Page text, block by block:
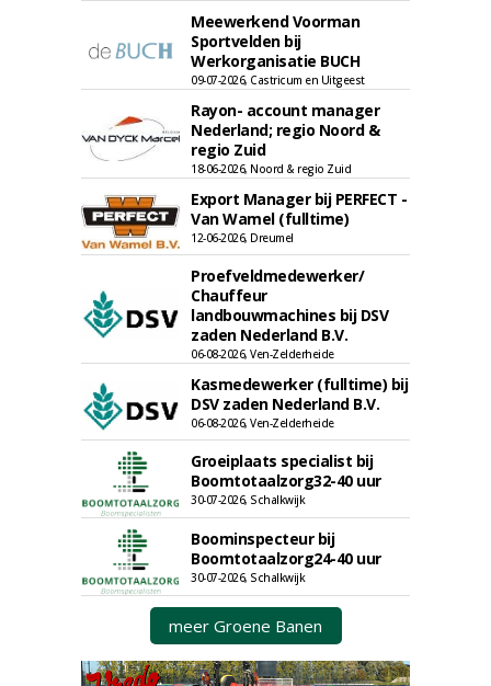
Meewerkend Voorman
Sportvelden bij
Werkorganisatie BUCH
09-07-2026, Castricum en Uitgeest
Rayon- account manager
Nederland; regio Noord &
regio Zuid
18-06-2026, Noord & regio Zuid
Export Manager bij PERFECT -
Van Wamel (fulltime)
12-06-2026, Dreumel
Proefveldmedewerker/
Chauffeur
landbouwmachines bij DSV
zaden Nederland B.V.
06-08-2026, Ven-Zelderheide
Kasmedewerker (fulltime) bij
DSV zaden Nederland B.V.
06-08-2026, Ven-Zelderheide
Groeiplaats specialist bij
Boomtotaalzorg32-40 uur
30-07-2026, Schalkwijk
Boominspecteur bij
Boomtotaalzorg24-40 uur
30-07-2026, Schalkwijk
meer Groene Banen